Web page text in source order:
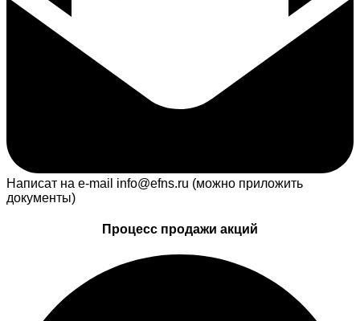
Написат на e-mail info@efns.ru (можно приложить
документы)
Процесс продажи акций